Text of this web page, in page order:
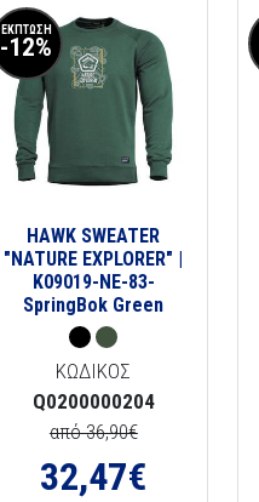
ΕΚΠΤΩΣΗ
-12%
HAWK SWEATER
"NATURE EXPLORER" |
K09019-NE-83-
SpringBok Green
ΚΩΔΙΚΟΣ
Q0200000204
από 36,90€
32,47€